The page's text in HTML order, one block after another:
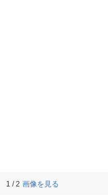
1 / 2 画像を見る